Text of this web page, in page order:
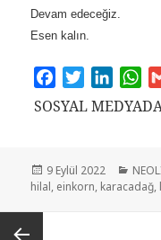
Devam edeceğiz.
Esen kalın.
a
b
o
w
t
e
i
e
d
W
h
s
A
SOSYAL
Yayın
tarihi
9 Eylül 2022
hilal, einkorn, karacadağ,